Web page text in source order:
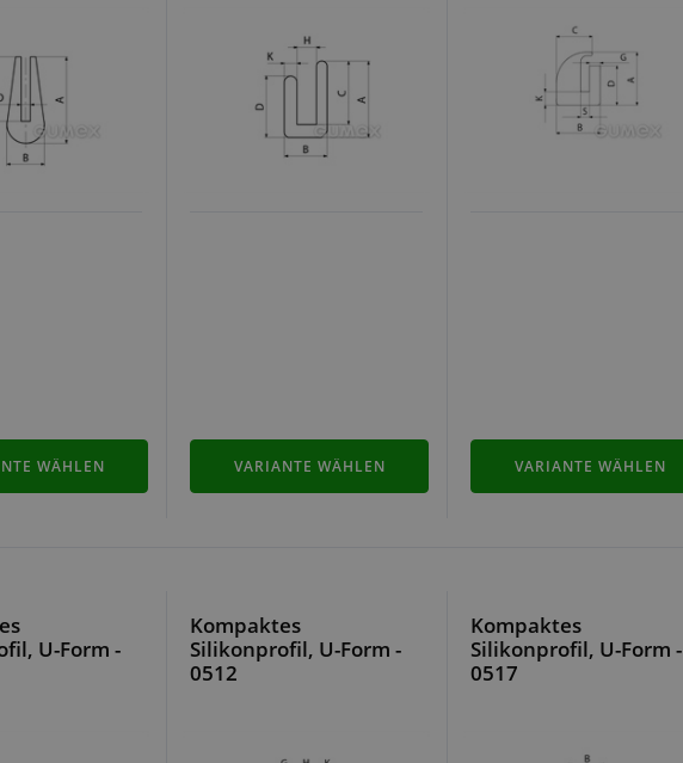
WÄHLEN VARIANTE WÄHLEN VARIANTE WÄHLEN
U-Form -
Kompaktes
Silikonprofil, U-Form -
0512
Kompaktes
Silikonprofil, U-Form -
0517